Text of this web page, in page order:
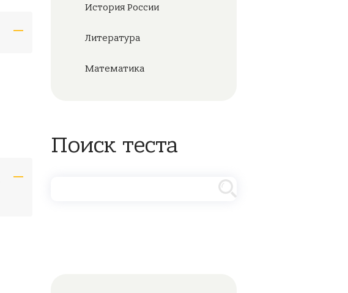
История России
Литература
Математика
Поиск теста